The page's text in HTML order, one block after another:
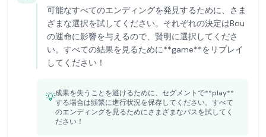
可能なすべてのエンディングを発見するために、さま
ざまな選択を試してください。それぞれの決定はBou
の運命に影響を与えるので、賢明に選択してくださ
い。すべての結果を見るために**game**をリプレイ
してください！
💡成果を失うことを避けるために、セグメントで**play**
する場合は頻繁に進行状況を保存してください。すべて
のエンディングを見るためにさまざまなパスを試してく
ださい！